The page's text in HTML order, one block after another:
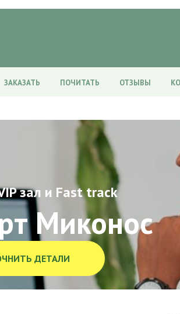
ЗАКАЗАТЬ ПОЧИТАТЬ ОТЗЫВЫ
зал и Fast track
Миконос
ДЕТАЛИ